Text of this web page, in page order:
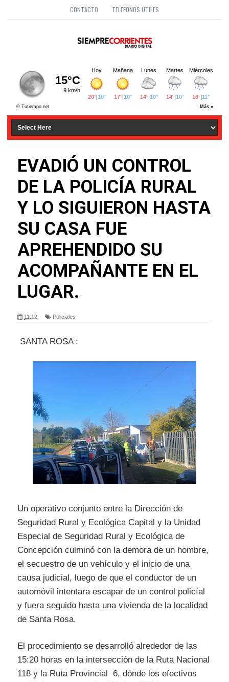
CONTACTO TELEFONOS UTILES
EVADIÓ UN CONTROL
DE LA POLICÍA RURAL
Y LO SIGUIERON HASTA
SU CASA FUE
APREHENDIDO SU
ACOMPAÑANTE EN EL
LUGAR.
11:12 Policiales
SANTA ROSA :
Un operativo conjunto entre la Dirección de
Seguridad Rural y Ecológica Capital y la Unidad
Especial de Seguridad Rural y Ecológica de
Concepción culminó con la demora de un hombre,
el secuestro de un vehículo y el inicio de una
causa judicial, luego de que el conductor de un
automóvil intentara escapar de un control policíal
y fuera seguido hasta una vivienda de la localidad
de Santa Rosa.
El procedimiento se desarrolló alrededor de las
15:20 horas en la intersección de la Ruta Nacional
118 y la Ruta Provincial 6, dónde los efectivos